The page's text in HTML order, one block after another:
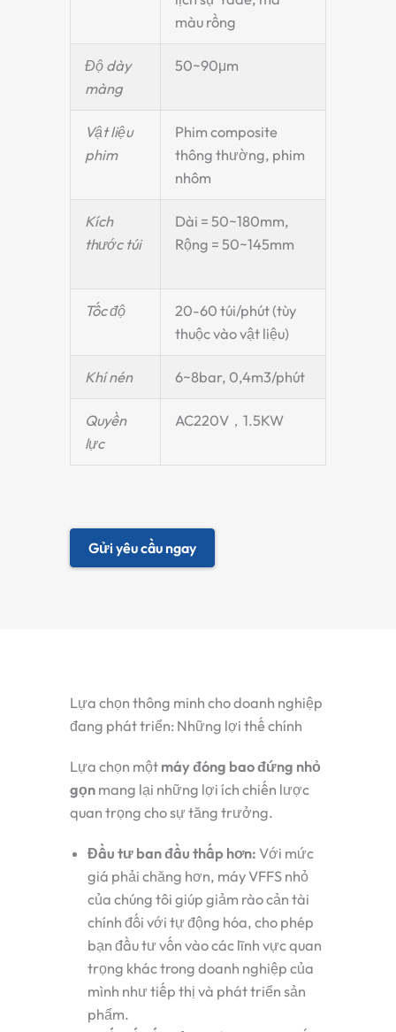
màu rồng
Độ dày
màng
50~90μm
Vật liệu
phim
Phim composite
thông thường, phim
nhôm
Kích
thước túi
Dài = 50~180mm,
Rộng = 50~145mm
Tốc độ
20-60 túi/phút (tùy
thuộc vào vật liệu)
Khí nén 6~8bar, 0,4m3/phút
Quyền
lực
AC220V，1.5KW
Gửi yêu cầu ngay
Lựa chọn thông minh cho doanh nghiệp
đang phát triển: Những lợi thế chính
Lựa chọn một máy đóng bao đứng nhỏ
gọn mang lại những lợi ích chiến lược
quan trọng cho sự tăng trưởng.
Đầu tư ban đầu thấp hơn: Với mức
giá phải chăng hơn, máy VFFS nhỏ
của chúng tôi giúp giảm rào cản tài
chính đối với tự động hóa, cho phép
bạn đầu tư vốn vào các lĩnh vực quan
trọng khác trong doanh nghiệp của
mình như tiếp thị và phát triển sản
phẩm.